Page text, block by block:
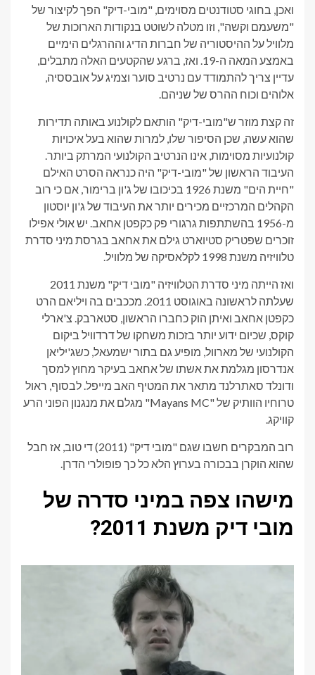
ואכן, בחוגי סטודנטים מסוימים, "מובי-דיק" הפך לקיצור של
"משעמם וקשה", וזו מטלה לשוטט בנקודות הארוכות של
מלוויל על ההיסטוריה של חברות הדיג וההרגלים הימיים
באמצע המאה ה-19. ואז, ברגע שהקטעים האלה מתבלים,
עדיין צריך להתמודד עם נרטיב סוער וצמיג על אובססיה,
אלוהים וכוח ההרס של שניהם.
זה קצת מוזר ש"מובי-דיק" הותאם לקולנוע באותה תדירות
שהוא עשה, שכן הסיפור שלו, למרות שהוא בעל איכויות
קולנועיות מסוימות, אינו הנרטיב הקולנועי המרתק ביותר.
העיבוד הראשון של "מובי-דיק" היה כנראה הסרט האילם
"חיית הים" משנת 1926 בכיכובו של ג'ון ברימור, אם כי רוב
הקהלים המרכזיים מכירים יותר את העיבוד של ג'ון יוסטון
מ-1956 בהשתתפות גרגורי פק כקפטן אחאב. יש אולי אפילו
זוכרים שפטריק סטיוארט גילם את אחאב בגרסת מיני סדרת
טלוויזיה משנת 1998 לקלאסיקה של מלוויל.
ואז הייתה מיני סדרת הטלוויזיה "מובי דיק" משנת 2011
שעלתה לראשונה באוגוסט 2011. מככבים בה ויליאם הרט
כקפטן אחאב ואיתן הוק כחברו הראשון, סטארבק. צ'ארלי
קוקס, שכיום ידוע יותר בזכות משחקו של דרדוויל ביקום
הקולנועי של מארוול, מופיע גם בתור ישמעאל, כשג'יליאן
אנדרסון מגלמת את אשתו של אחאב בעיקר מחוץ למסך
ודונלד סאתרלנד מתאר את המטיף האב מייפל. לבסוף, ראול
טרוחיו הוותיק של "Mayans MC" מגלם את מנגנון הפוני הרע
קוויקג.
רוב המבקרים חשבו שגם "מובי דיק" (2011) די טוב, אז חבל
שהוא הוקרן בבכורה בערוץ הלא כל כך פופולרי הדרן.
מישהו צפה במיני סדרה של
מובי דיק משנת 2011?